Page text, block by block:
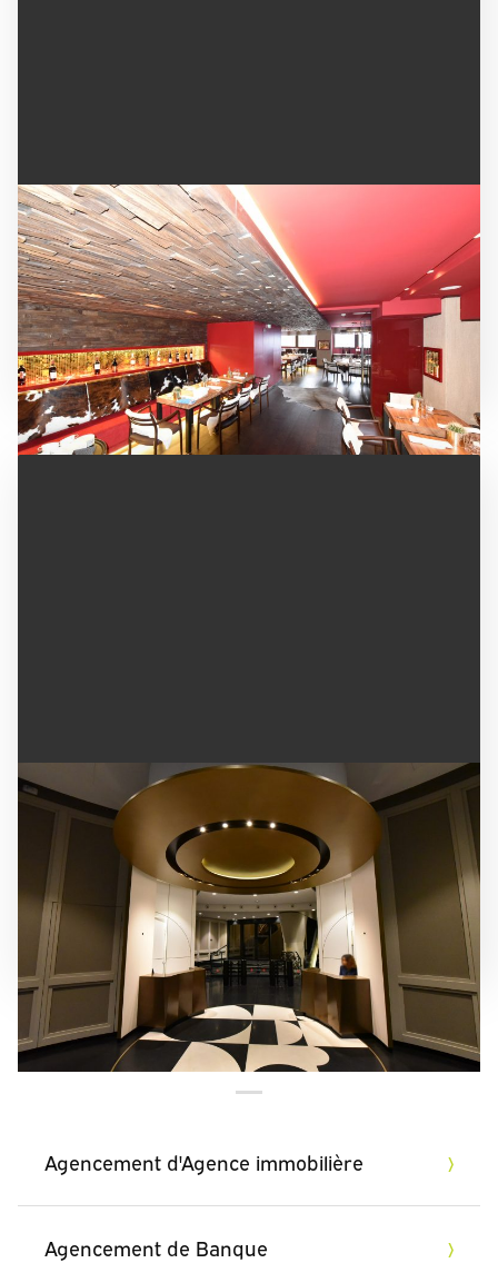
AGENCEMENT DU RESTAURANT BFIRE À L'HÔTEL
DES NEIGES
Aménagement du restaurant Bfire, dans l’Hôtel
des Neiges du groupe Lucien Barrière, niché dans
la célèbre station de ski savoyarde
RÉNOVATION DE L'ESPACE D'ACCUEIL, BANQUE
ODDO BHF
Rénovation de l’agencement de l’espace d’accueil
et de la salle d’attente au siège parisien de la
banque d’investissement
NOS DOMAINES D'INTERVENTION
Agencement d'Agence immobilière
Agencement de Banque